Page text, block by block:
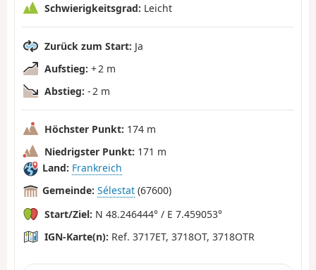
Schwierigkeitsgrad: Leicht
Zurück zum Start: Ja
Aufstieg: + 2 m
Abstieg: - 2 m
Höchster Punkt: 174 m
Niedrigster Punkt: 171 m
Land: Frankreich
Gemeinde: Sélestat (67600)
Start/Ziel: N 48.246444° / E 7.459053°
IGN-Karte(n): Ref. 3717ET, 3718OT, 3718OTR